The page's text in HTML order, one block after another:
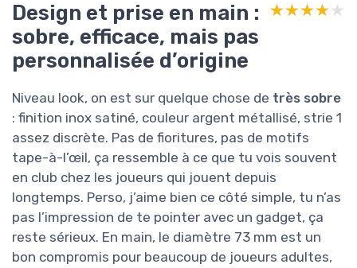
Design et prise en main :
sobre, efficace, mais pas
personnalisée d’origine
★★★★★
★★★★★
Niveau look, on est sur quelque chose de très sobre
: finition inox satiné, couleur argent métallisé, strie 1
assez discrète. Pas de fioritures, pas de motifs
tape-à-l’œil, ça ressemble à ce que tu vois souvent
en club chez les joueurs qui jouent depuis
longtemps. Perso, j’aime bien ce côté simple, tu n’as
pas l’impression de te pointer avec un gadget, ça
reste sérieux. En main, le diamètre 73 mm est un
bon compromis pour beaucoup de joueurs adultes,